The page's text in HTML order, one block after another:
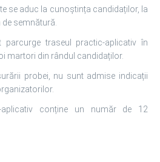
se aduc la cunoștința candidaților, la
semnătură.
parcurge traseul practic-aplicativ în
martori din rândul candidaților.
probei, nu sunt admise indicații
aplicativ conține un număr de 12